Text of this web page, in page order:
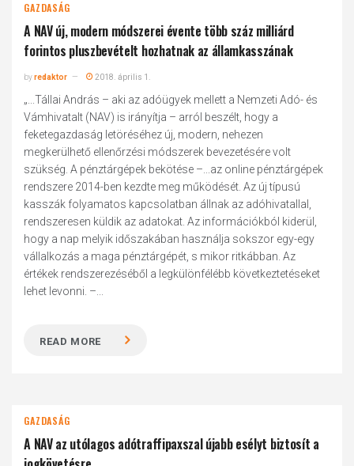
GAZDASÁG
A NAV új, modern módszerei évente több száz milliárd
forintos pluszbevételt hozhatnak az államkasszának
byredaktor 2018. április 1.
„...Tállai András – aki az adóügyek mellett a Nemzeti Adó- és
Vámhivatalt (NAV) is irányítja – arról beszélt, hogy a
feketegazdaság letöréséhez új, modern, nehezen
megkerülhető ellenőrzési módszerek bevezetésére volt
szükség. A pénztárgépek bekötése –...az online pénztárgépek
rendszere 2014-ben kezdte meg működését. Az új típusú
kasszák folyamatos kapcsolatban állnak az adóhivatallal,
rendszeresen küldik az adatokat. Az információkból kiderül,
hogy a nap melyik időszakában használja sokszor egy-egy
vállalkozás a maga pénztárgépét, s mikor ritkábban. Az
értékek rendszerezéséből a legkülönfélébb következtetéseket
lehet levonni. –...
READ MORE
GAZDASÁG
A NAV az utólagos adótraffipaxszal újabb esélyt biztosít a